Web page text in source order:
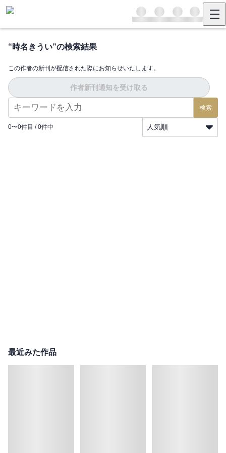
“時名きうい”の検索結果
この作者の新刊が配信された際にお知らせいたします。
作者新刊通知を受け取る
検索
0〜0件目 / 0件中 人気順
最近みた作品